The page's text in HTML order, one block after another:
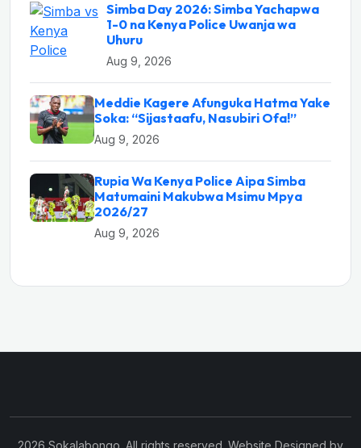
Simba Day 2026: Simba Yachapwa
1-0 na Kenya Police Uwanja wa
Uhuru
Aug 9, 2026
Meddie Kagere Afunguka Hatma Yake
Soka: “Sijastaafu, Nasubiri Ofa!”
Aug 9, 2026
Rupia Wa Kenya Police Aipa Simba
Matumaini Makubwa Msimu Mpya
2026/27
Aug 9, 2026
2026 Sokalabongo. All rights reserved. Website Designed by